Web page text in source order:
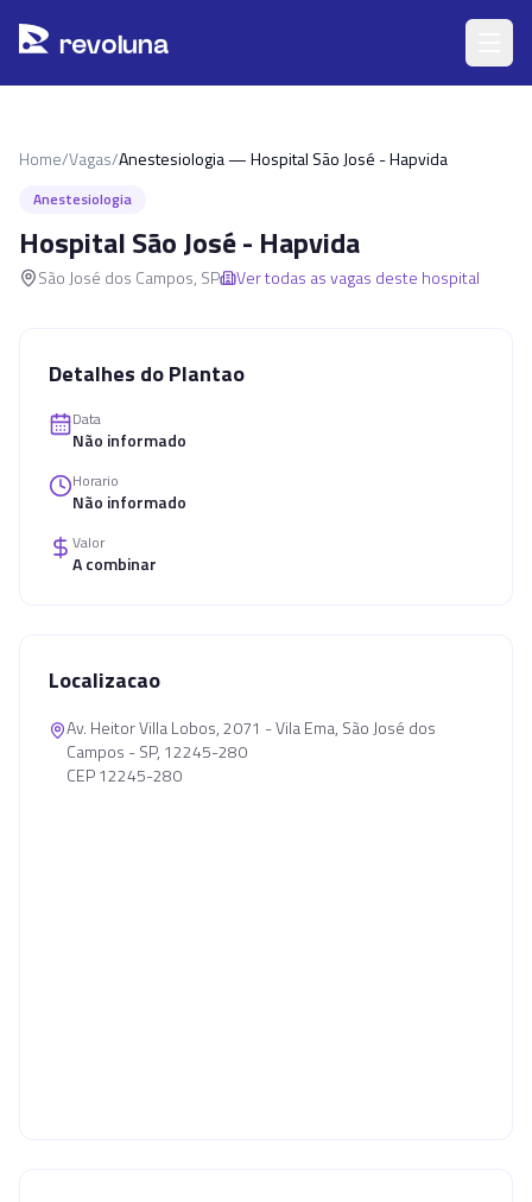
revoluna
Home/Vagas/Anestesiologia — Hospital São José - Hapvida
Anestesiologia
Hospital São José - Hapvida
São José dos Campos, SP Ver todas as vagas deste hospital
Detalhes do Plantao
Data
Não informado
Horario
Não informado
Valor
A combinar
Localizacao
Av. Heitor Villa Lobos, 2071 - Vila Ema, São José dos
Campos - SP, 12245-280
CEP 12245-280